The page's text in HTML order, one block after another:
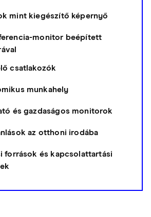
mint kiegészítő képernyő
monitor beépített
csatlakozók
munkahely
és gazdaságos monitorok
az otthoni irodába
források és kapcsolattartási